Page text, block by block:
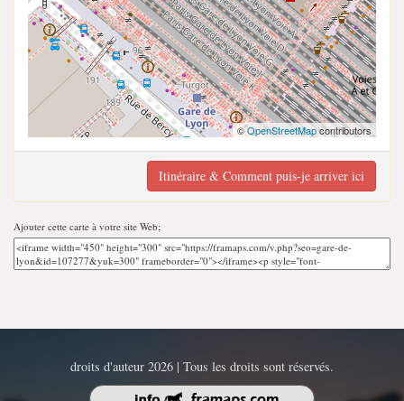
©OpenStreetMapcontributors
Itinéraire & Comment puis-je arriver ici
Ajouter cette carte à votre site Web;
droits d'auteur 2026 | Tous les droits sont réservés.